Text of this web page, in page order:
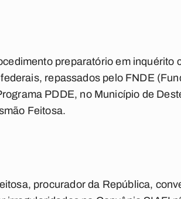
preparatório em inquérito
repassados pelo FNDE
PDDE, no Município de
Feitosa.
procurador da República,